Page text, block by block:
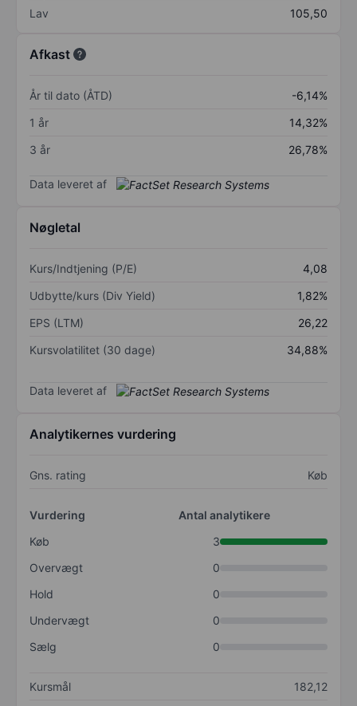
Lav
105,50
Afkast
År til dato (ÅTD)
-6,14%
1 år
14,32%
3 år
26,78%
Data leveret af
Nøgletal
Kurs/Indtjening (P/E)
4,08
Udbytte/kurs (Div Yield)
1,82%
EPS (LTM)
26,22
Kursvolatilitet (30 dage)
34,88%
Data leveret af
Analytikernes vurdering
Gns. rating Køb
Vurdering
Antal analytikere
Køb
3
Overvægt
0
Hold
0
Undervægt
0
Sælg
0
Kursmål
182,12